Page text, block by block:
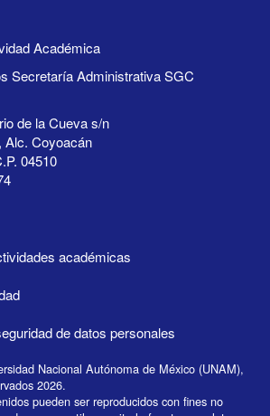
Académica
Secretaría Administrativa SGC
de la Cueva s/n
Alc. Coyoacán
04510
académicas
de datos personales
Nacional Autónoma de México (UNAM),
2026.
pueden ser reproducidos con fines no